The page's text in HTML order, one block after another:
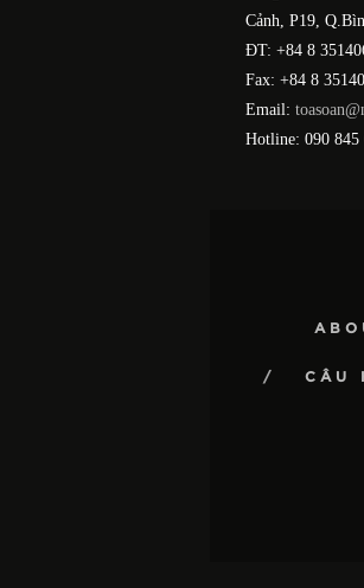
Cảnh, P19,
ĐT: +84 8
Fax: +84 8
Email:
Hotline: 090 845
CÂU